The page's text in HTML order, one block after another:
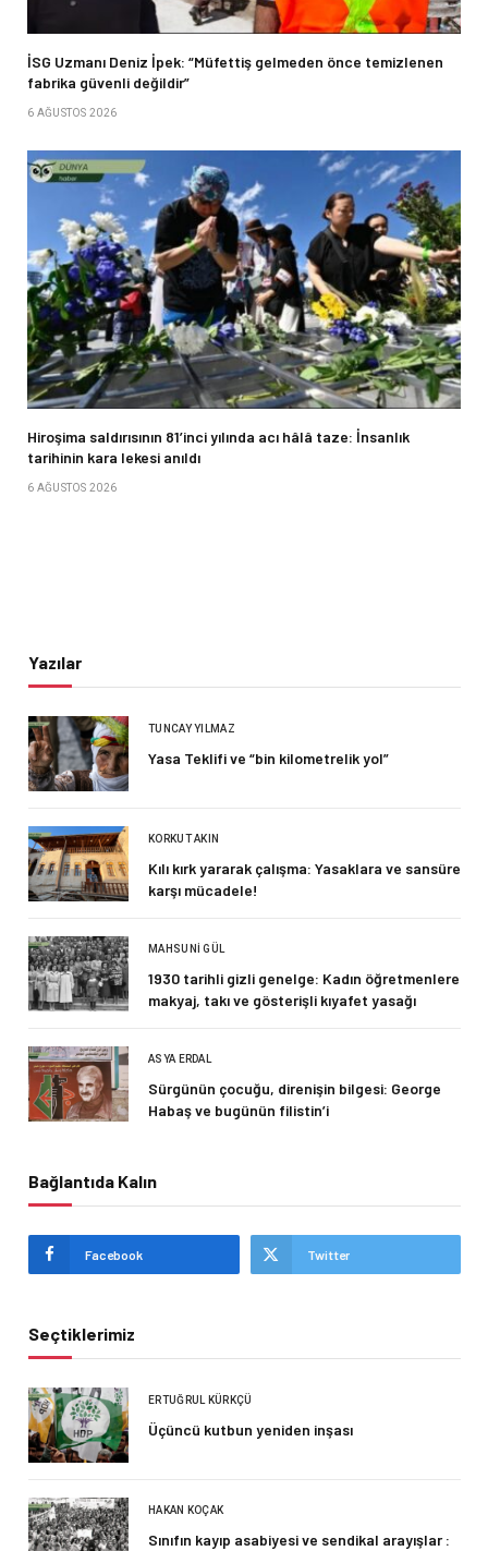
İSG Uzmanı Deniz İpek: “Müfettiş gelmeden önce temizlenen
fabrika güvenli değildir”
6 AĞUSTOS 2026
Hiroşima saldırısının 81’inci yılında acı hâlâ taze: İnsanlık
tarihinin kara lekesi anıldı
6 AĞUSTOS 2026
Yazılar
TUNCAY YILMAZ
Yasa Teklifi ve “bin kilometrelik yol”
KORKUT AKIN
Kılı kırk yararak çalışma: Yasaklara ve sansüre
karşı mücadele!
MAHSUNI GÜL
1930 tarihli gizli genelge: Kadın öğretmenlere
makyaj, takı ve gösterişli kıyafet yasağı
ASYA ERDAL
Sürgünün çocuğu, direnişin bilgesi: George
Habaş ve bugünün filistin’i
Bağlantıda Kalın
Facebook Twitter
Seçtiklerimiz
ERTUĞRUL KÜRKÇÜ
Üçüncü kutbun yeniden inşası
HAKAN KOÇAK
Sınıfın kayıp asabiyesi ve sendikal arayışlar :